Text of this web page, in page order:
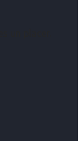
un placer.